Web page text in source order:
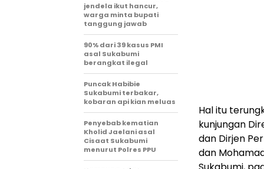
Hal itu
kunjungan
dan Dirjen
dan
jendela ikut hancur,
warga minta bupati
tanggung jawab
90% dari 39 kasus PMI
asal Sukabumi
berangkat ilegal
Puncak Habibie
Sukabumi terbakar,
kobaran api kian meluas
Penyebab kematian
Kholid Jaelani asal
Cisaat Sukabumi
menurut Polres PPU